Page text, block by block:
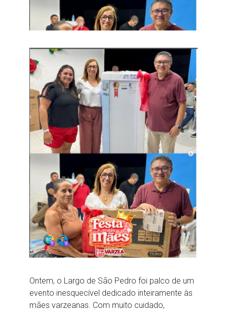
Ontem, o Largo de São Pedro foi palco de um
evento inesquecível dedicado inteiramente às
mães varzeanas. Com muito cuidado,